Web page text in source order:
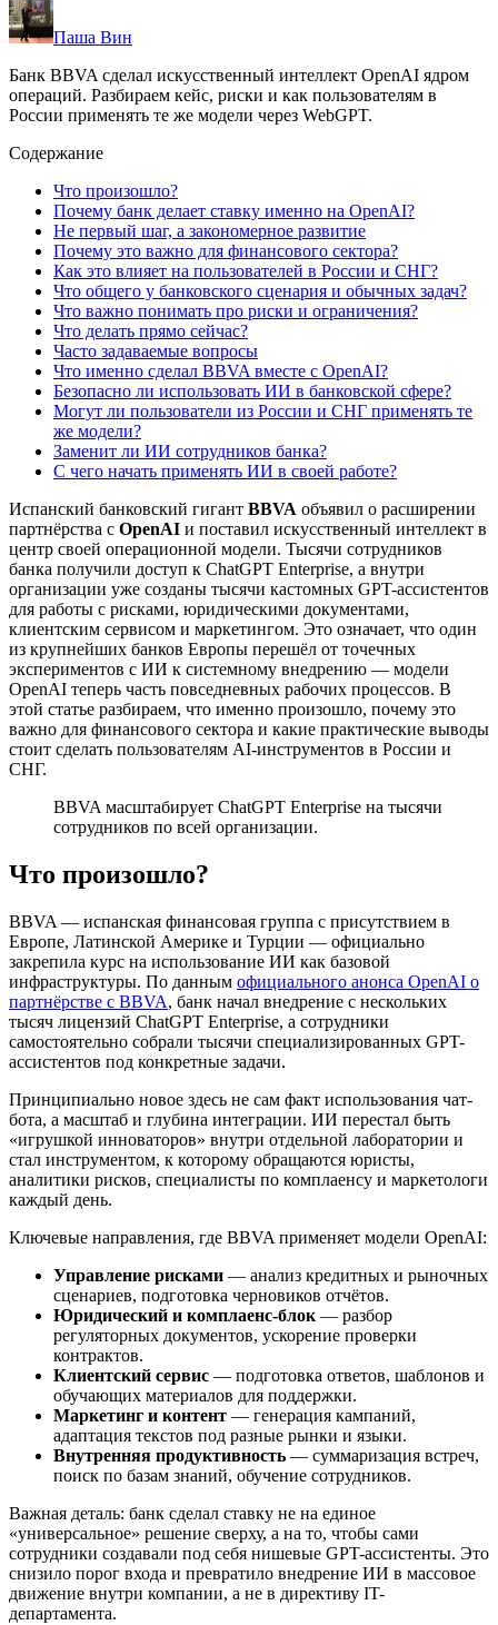
Паша Вин
Банк BBVA сделал искусственный интеллект OpenAI ядром
операций. Разбираем кейс, риски и как пользователям в
России применять те же модели через WebGPT.
Содержание
Что произошло?
Почему банк делает ставку именно на OpenAI?
Не первый шаг, а закономерное развитие
Почему это важно для финансового сектора?
Как это влияет на пользователей в России и СНГ?
Что общего у банковского сценария и обычных задач?
Что важно понимать про риски и ограничения?
Что делать прямо сейчас?
Часто задаваемые вопросы
Что именно сделал BBVA вместе с OpenAI?
Безопасно ли использовать ИИ в банковской сфере?
Могут ли пользователи из России и СНГ применять те
же модели?
Заменит ли ИИ сотрудников банка?
С чего начать применять ИИ в своей работе?
Испанский банковский гигант BBVA объявил о расширении
партнёрства с OpenAI и поставил искусственный интеллект в
центр своей операционной модели. Тысячи сотрудников
банка получили доступ к ChatGPT Enterprise, а внутри
организации уже созданы тысячи кастомных GPT-ассистентов
для работы с рисками, юридическими документами,
клиентским сервисом и маркетингом. Это означает, что один
из крупнейших банков Европы перешёл от точечных
экспериментов с ИИ к системному внедрению — модели
OpenAI теперь часть повседневных рабочих процессов. В
этой статье разбираем, что именно произошло, почему это
важно для финансового сектора и какие практические выводы
стоит сделать пользователям AI-инструментов в России и
СНГ.
BBVA масштабирует ChatGPT Enterprise на тысячи
сотрудников по всей организации.
Что произошло?
BBVA — испанская финансовая группа с присутствием в
Европе, Латинской Америке и Турции — официально
закрепила курс на использование ИИ как базовой
инфраструктуры. По данным официального анонса OpenAI о
партнёрстве с BBVA, банк начал внедрение с нескольких
тысяч лицензий ChatGPT Enterprise, а сотрудники
самостоятельно собрали тысячи специализированных GPT-
ассистентов под конкретные задачи.
Принципиально новое здесь не сам факт использования чат-
бота, а масштаб и глубина интеграции. ИИ перестал быть
«игрушкой инноваторов» внутри отдельной лаборатории и
стал инструментом, к которому обращаются юристы,
аналитики рисков, специалисты по комплаенсу и маркетологи
каждый день.
Ключевые направления, где BBVA применяет модели OpenAI:
Управление рисками — анализ кредитных и рыночных
сценариев, подготовка черновиков отчётов.
Юридический и комплаенс-блок — разбор
регуляторных документов, ускорение проверки
контрактов.
Клиентский сервис — подготовка ответов, шаблонов и
обучающих материалов для поддержки.
Маркетинг и контент — генерация кампаний,
адаптация текстов под разные рынки и языки.
Внутренняя продуктивность — суммаризация встреч,
поиск по базам знаний, обучение сотрудников.
Важная деталь: банк сделал ставку не на единое
«универсальное» решение сверху, а на то, чтобы сами
сотрудники создавали под себя нишевые GPT-ассистенты. Это
снизило порог входа и превратило внедрение ИИ в массовое
движение внутри компании, а не в директиву IT-
департамента.